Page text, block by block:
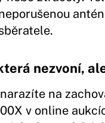
nezvoní,
na
v online